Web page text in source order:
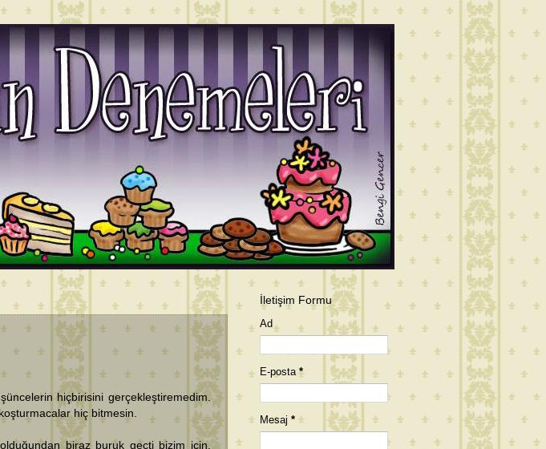
hiçbirisini gerçekleştiremedim.
hiç bitmesin.
biraz buruk geçti bizim için.
İletişim Formu
Ad
E-posta*
Mesaj *